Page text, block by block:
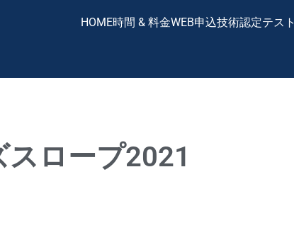
HOME時間 & 料金WEB申込技術認定テスト
ロープ2021